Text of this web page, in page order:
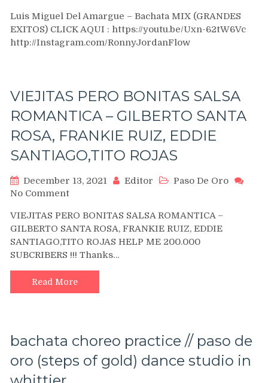
Miguel
Del
Amargue
(GRANDES
Luis Miguel Del Amargue – Bachata MIX (GRANDES
EXITOS) CLICK AQUI : https://youtu.be/Uxn-62tW6Vc
http://Instagram.com/RonnyJordanFlow
VIEJITAS PERO BONITAS SALSA
ROMANTICA – GILBERTO SANTA
ROSA, FRANKIE RUIZ, EDDIE
SANTIAGO,TITO ROJAS
December 13, 2021 Editor
Paso De Oro
No Commenton
PERO
BONITAS
SALSA
ROMANTICA
–
GILBERTO
SANTA
EDDIE
SANTIAGO,TITO
ROJAS
VIEJITAS PERO BONITAS SALSA ROMANTICA –
GILBERTO SANTA ROSA, FRANKIE RUIZ, EDDIE
SANTIAGO,TITO ROJAS HELP ME 200.000
SUBCRIBERS !!! Thanks…
Read More
bachata choreo practice // paso de
oro (steps of gold) dance studio in